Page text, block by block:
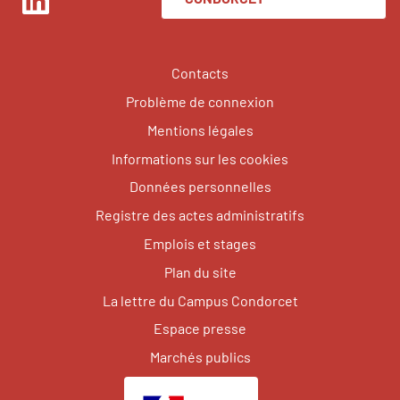
LinkedIn
Contacts
Problème de connexion
Mentions légales
Informations sur les cookies
Données personnelles
Registre des actes administratifs
Emplois et stages
Plan du site
La lettre du Campus Condorcet
Espace presse
Marchés publics